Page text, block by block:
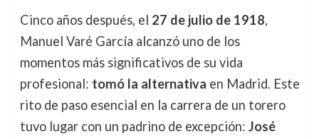
Cinco años después, el 27 de julio de 1918,
Manuel Varé García alcanzó uno de los
momentos más significativos de su vida
profesional: tomó la alternativa en Madrid. Este
rito de paso esencial en la carrera de un torero
tuvo lugar con un padrino de excepción: José